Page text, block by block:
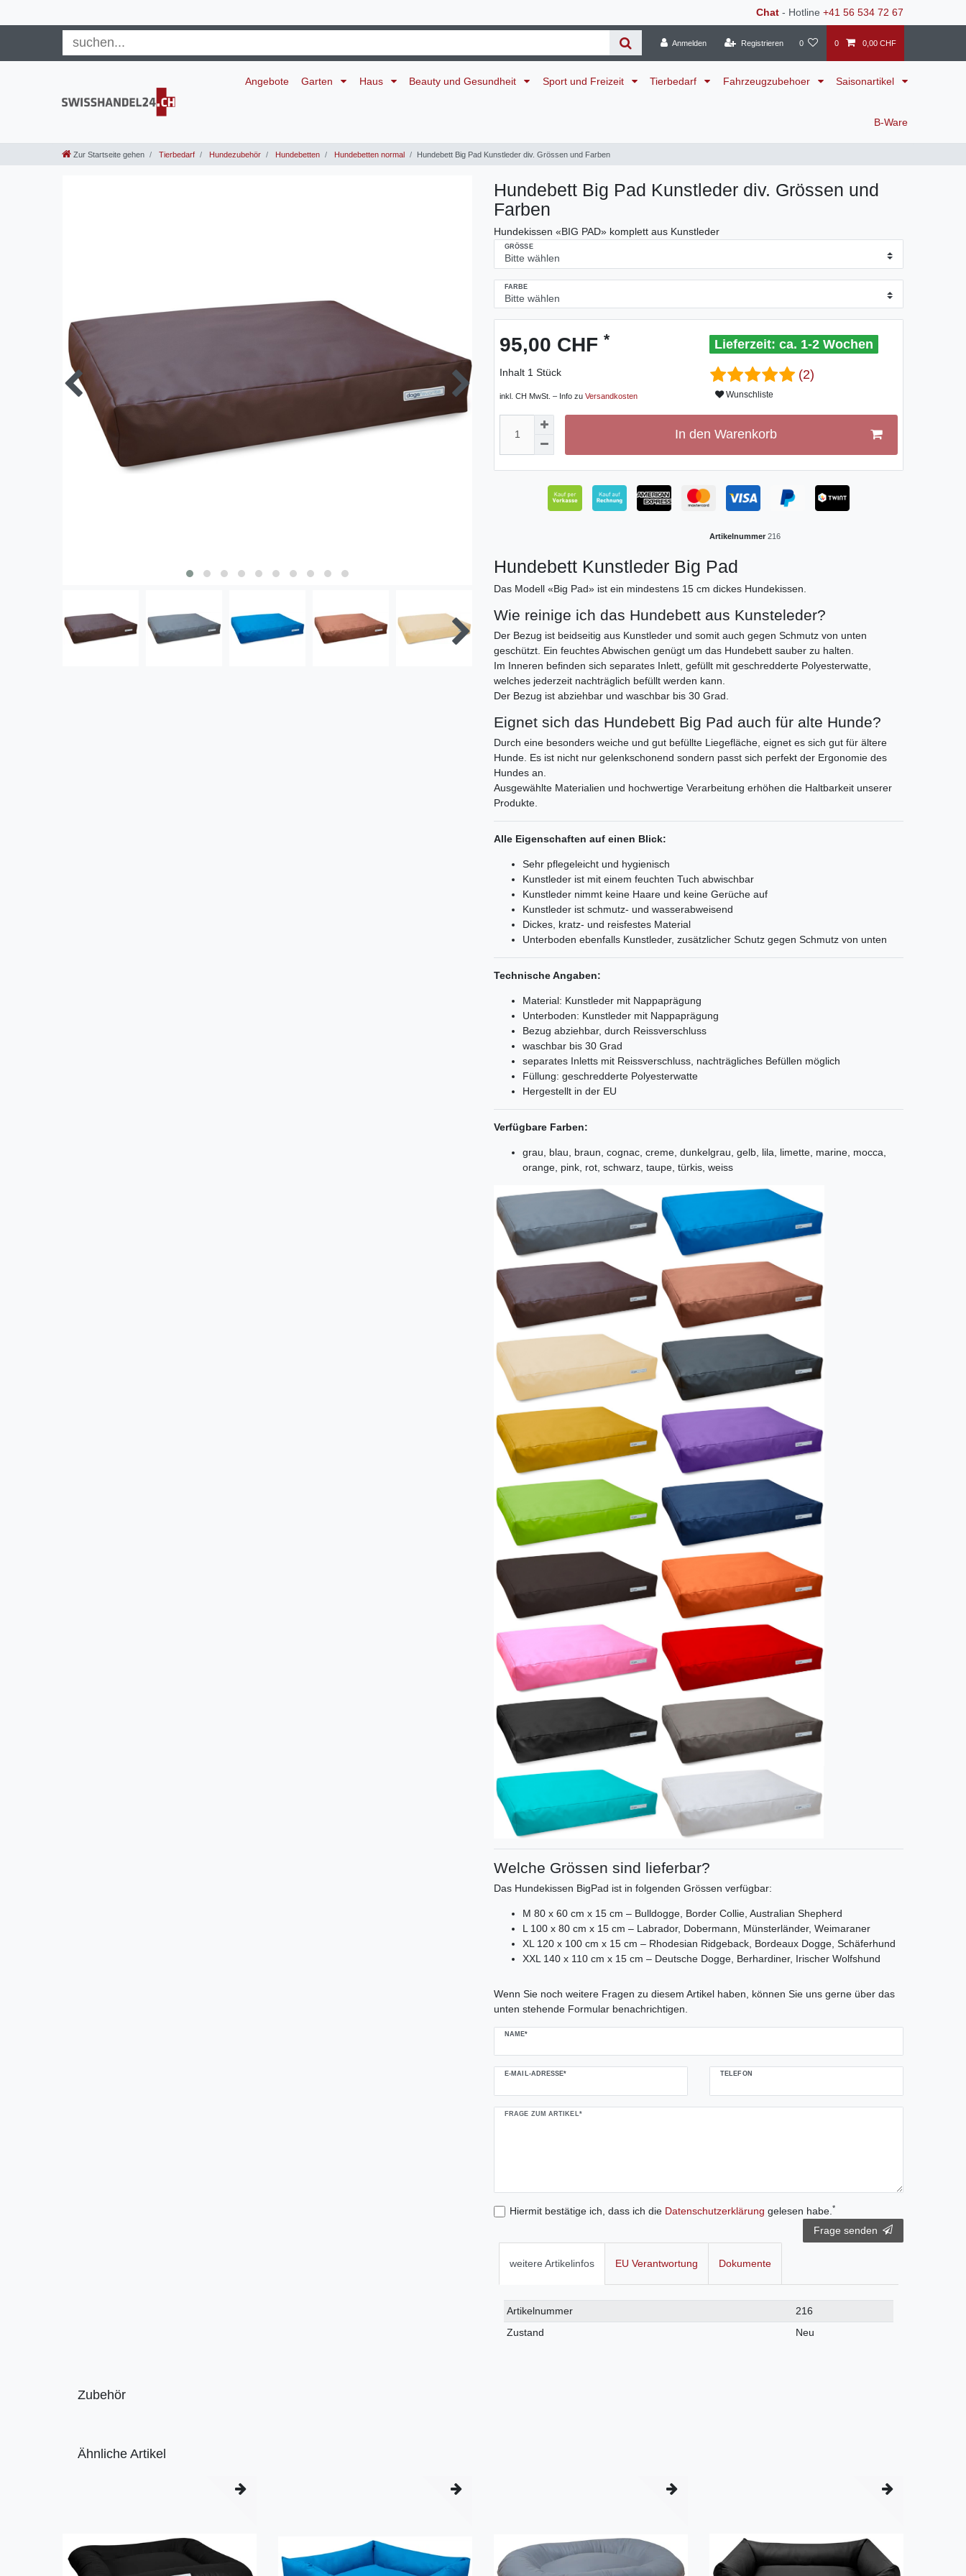
Chat - Hotline +41 56 534 72 67
Anmelden Registrieren 0 0 0,00 CHF
Angebote Garten Haus Beauty und Gesundheit Sport und Freizeit Tierbedarf Fahrzeugzubehoer Saisonartikel
B-Ware
Zur Startseite gehen Tierbedarf Hundezubehör Hundebetten Hundebetten normal Hundebett Big Pad Kunstleder div. Grössen und Farben
Hundebett Big Pad Kunstleder div. Grössen und
Farben
Hundekissen «BIG PAD» komplett aus Kunstleder
GRÖSSE
FARBE
95,00 CHF *
Inhalt 1 Stück
inkl. CH MwSt. – Info zu Versandkosten
ca. 1-2 Wochen
(2)
Wunschliste
In den Warenkorb
Artikelnummer 216
Hundebett Kunstleder Big Pad
Das Modell «Big Pad» ist ein mindestens 15 cm dickes Hundekissen.
Wie reinige ich das Hundebett aus Kunsteleder?
Der Bezug ist beidseitig aus Kunstleder und somit auch gegen Schmutz von unten
geschützt. Ein feuchtes Abwischen genügt um das Hundebett sauber zu halten.
Im Inneren befinden sich separates Inlett, gefüllt mit geschredderte Polyesterwatte,
welches jederzeit nachträglich befüllt werden kann.
Der Bezug ist abziehbar und waschbar bis 30 Grad.
Eignet sich das Hundebett Big Pad auch für alte Hunde?
Durch eine besonders weiche und gut befüllte Liegefläche, eignet es sich gut für ältere
Hunde. Es ist nicht nur gelenkschonend sondern passt sich perfekt der Ergonomie des
Hundes an.
Ausgewählte Materialien und hochwertige Verarbeitung erhöhen die Haltbarkeit unserer
Produkte.
Alle Eigenschaften auf einen Blick:
Sehr pflegeleicht und hygienisch
Kunstleder ist mit einem feuchten Tuch abwischbar
Kunstleder nimmt keine Haare und keine Gerüche auf
Kunstleder ist schmutz- und wasserabweisend
Dickes, kratz- und reisfestes Material
Unterboden ebenfalls Kunstleder, zusätzlicher Schutz gegen Schmutz von unten
Technische Angaben:
Material: Kunstleder mit Nappaprägung
Unterboden: Kunstleder mit Nappaprägung
Bezug abziehbar, durch Reissverschluss
waschbar bis 30 Grad
separates Inletts mit Reissverschluss, nachträgliches Befüllen möglich
Füllung: geschredderte Polyesterwatte
Hergestellt in der EU
Verfügbare Farben:
grau, blau, braun, cognac, creme, dunkelgrau, gelb, lila, limette, marine, mocca,
orange, pink, rot, schwarz, taupe, türkis, weiss
Welche Grössen sind lieferbar?
Das Hundekissen BigPad ist in folgenden Grössen verfügbar:
M 80 x 60 cm x 15 cm – Bulldogge, Border Collie, Australian Shepherd
L 100 x 80 cm x 15 cm – Labrador, Dobermann, Münsterländer, Weimaraner
XL 120 x 100 cm x 15 cm – Rhodesian Ridgeback, Bordeaux Dogge, Schäferhund
XXL 140 x 110 cm x 15 cm – Deutsche Dogge, Berhardiner, Irischer Wolfshund
Wenn Sie noch weitere Fragen zu diesem Artikel haben, können Sie uns gerne über das
unten stehende Formular benachrichtigen.
NAME*
E-MAIL-ADRESSE* TELEFON
FRAGE ZUM ARTIKEL*
Hiermit bestätige ich, dass ich die Daten­schutz­erklärung gelesen habe. *
Frage senden
weitere Artikelinfos EU Verantwortung Dokumente
Technisches
Merkmal
Wert
Artikelnummer
216
Zustand
Neu
Zubehör
Ähnliche Artikel